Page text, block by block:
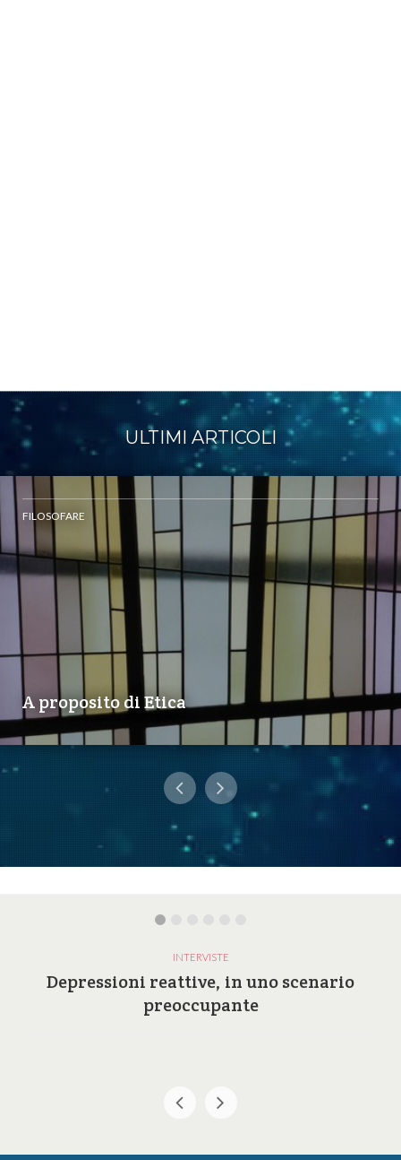
ULTIMI ARTICOLI
FILOSOFARE
A proposito di Etica
INTERVISTE
Depressioni reattive, in uno scenario
preoccupante